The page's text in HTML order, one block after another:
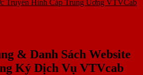
Truyền Hình Cáp Trung Uơng VTVCab
& Danh Sách Website
Ký Dịch Vụ VTVcab